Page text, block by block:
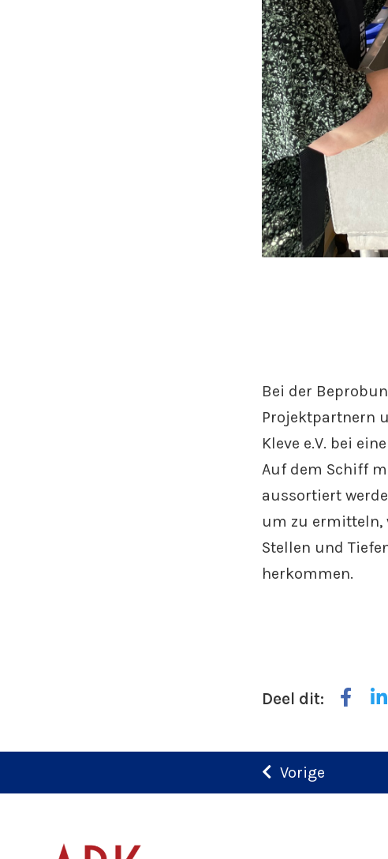
Bei der
Projektpartnern
Kleve e.V. bei
Auf dem Schiff
aussortiert
um zu ermitteln,
Stellen und
herkommen.
Deel dit:
Vorige